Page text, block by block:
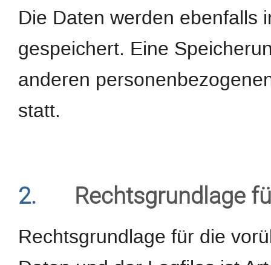
Die Daten werden ebenfalls
gespeichert. Eine
anderen
statt.
2. Rechtsgrundlage
Rechtsgrundlage für die